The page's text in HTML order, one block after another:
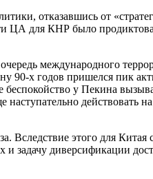
отказавшись от
ЦА для КНР было
международного
90-х годов пришелся пик
у Пекина
действовать
этого для Китая
задачу диверсификации